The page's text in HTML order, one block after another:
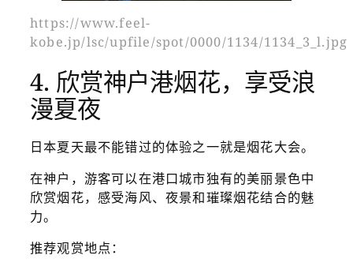
https://www.feel-
kobe.jp/lsc/upfile/spot/0000/1134/1134_3_l.jpg
4. 欣赏神户港烟花，享受浪
漫夏夜
日本夏天最不能错过的体验之一就是烟花大会。
在神户，游客可以在港口城市独有的美丽景色中
欣赏烟花，感受海风、夜景和璀璨烟花结合的魅
力。
推荐观赏地点：